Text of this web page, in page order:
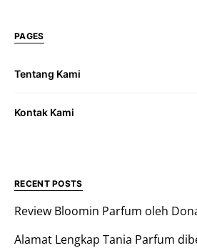
PAGES
Tentang Kami
Kontak Kami
RECENT POSTS
Review Bloomin Parfum oleh
Alamat Lengkap Tania Parfum